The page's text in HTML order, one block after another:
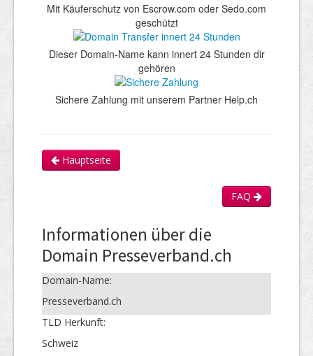
Mit Käuferschutz von Escrow.com oder Sedo.com
geschützt
Dieser Domain-Name kann innert 24 Stunden dir
gehören
Sichere Zahlung mit unserem Partner Help.ch
Hauptseite
FAQ
Informationen über die
Domain Presseverband.ch
Domain-Name:
Presseverband.ch
TLD Herkunft:
Schweiz